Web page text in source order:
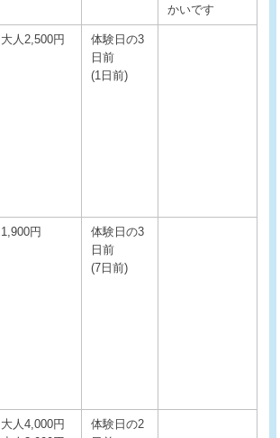
かいです
大人2,500円
体験日の3
日前
(1日前)
1,900円
体験日の3
日前
(7日前)
大人4,000円
体験日の2